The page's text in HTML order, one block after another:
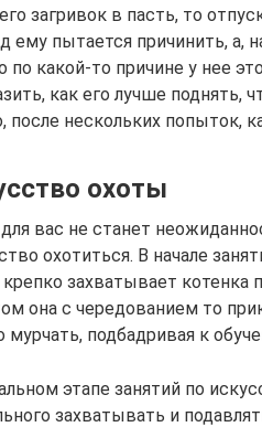
загривок в пасть, то
ему пытается причинить, а,
по какой-то причине у нее
как его лучше поднять,
после нескольких попыток,
охоты
вас не станет
охотиться. В начале
захватывает котенка
она с чередованием то
мурчать, подбадривая к
этапе занятий по
захватывать и